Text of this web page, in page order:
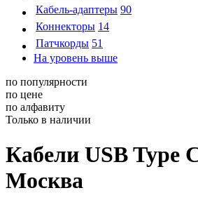
Кабель-адаптеры 90
Коннекторы 14
Патчкорды 51
На уровень выше
по популярности
по цене
по алфавиту
Только в наличии
Кабели USB Type
Москва